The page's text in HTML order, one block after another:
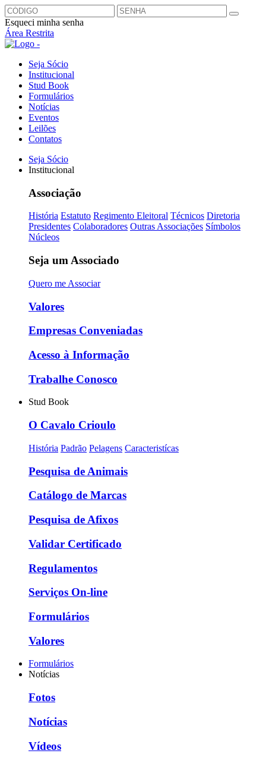
Esqueci minha senha
Área Restrita
Seja Sócio
Institucional
Stud Book
Formulários
Notícias
Eventos
Leilões
Contatos
Seja Sócio
Institucional
Associação
História Estatuto Regimento Eleitoral Técnicos Diretoria
Presidentes Colaboradores Outras Associações Símbolos
Núcleos
Seja um Associado
Quero me Associar
Valores
Empresas Conveniadas
Acesso à Informação
Trabalhe Conosco
Stud Book
O Cavalo Crioulo
História Padrão Pelagens Caracteristícas
Pesquisa de Animais
Catálogo de Marcas
Pesquisa de Afixos
Validar Certificado
Regulamentos
Serviços On-line
Formulários
Valores
Formulários
Notícias
Fotos
Notícias
Vídeos